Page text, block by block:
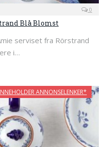
0
Blå Blomst
serviset fra Rörstrand
i…
ANNONSELENKER*